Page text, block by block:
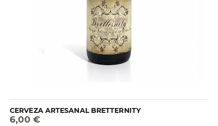
CERVEZA ARTESANAL BRETTERNITY
6,00 €